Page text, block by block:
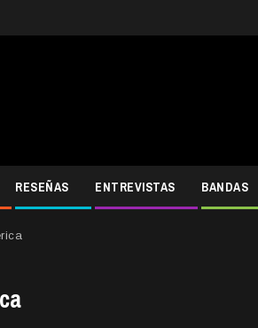
RESEÑAS ENTREVISTAS BANDAS